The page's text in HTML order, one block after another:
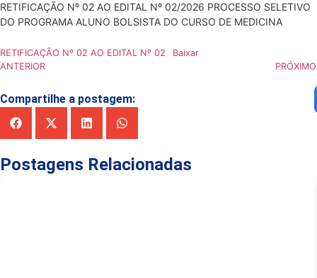
RETIFICAÇÃO Nº 02 AO EDITAL Nº 02/2026 PROCESSO SELETIVO
DO PROGRAMA ALUNO BOLSISTA DO CURSO DE MEDICINA
RETIFICAÇÃO Nº 02 AO EDITAL Nº 02
Baixar
ANTERIOR
PRÓXIMO
Compartilhe a postagem:
Postagens Relacionadas